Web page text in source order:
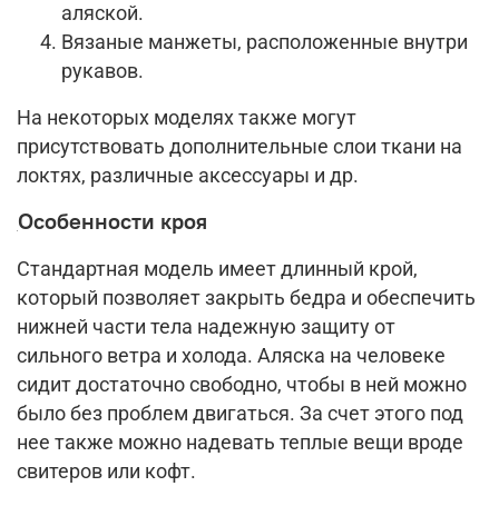
аляской.
Вязаные манжеты, расположенные внутри
рукавов.
На некоторых моделях также могут
присутствовать дополнительные слои ткани на
локтях, различные аксессуары и др.
Особенности кроя
Стандартная модель имеет длинный крой,
который позволяет закрыть бедра и обеспечить
нижней части тела надежную защиту от
сильного ветра и холода. Аляска на человеке
сидит достаточно свободно, чтобы в ней можно
было без проблем двигаться. За счет этого под
нее также можно надевать теплые вещи вроде
свитеров или кофт.